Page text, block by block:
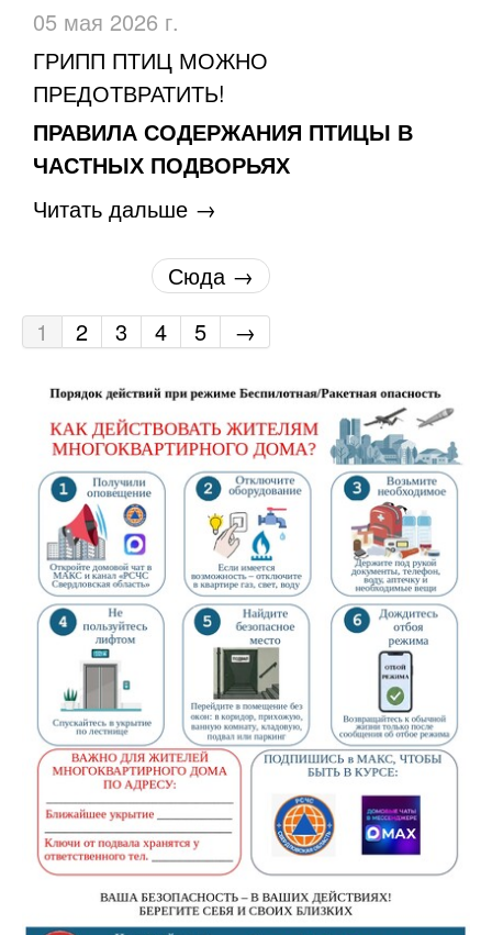
05 мая 2026 г.
ГРИПП ПТИЦ МОЖНО
ПРЕДОТВРАТИТЬ!
ПРАВИЛА СОДЕРЖАНИЯ ПТИЦЫ В
ЧАСТНЫХ ПОДВОРЬЯХ
Читать дальше →
Сюда →
1
2 3 4 5 →